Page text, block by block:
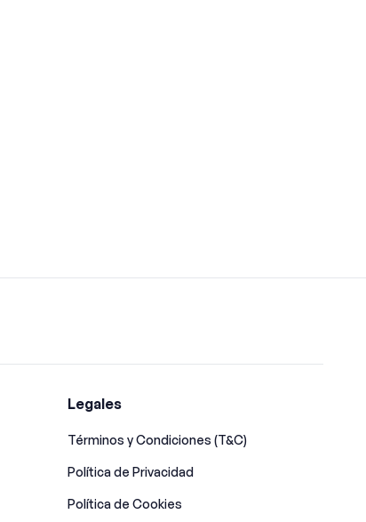
Legales
Términos y Condiciones (T&C)
Política de Privacidad
Política de Cookies